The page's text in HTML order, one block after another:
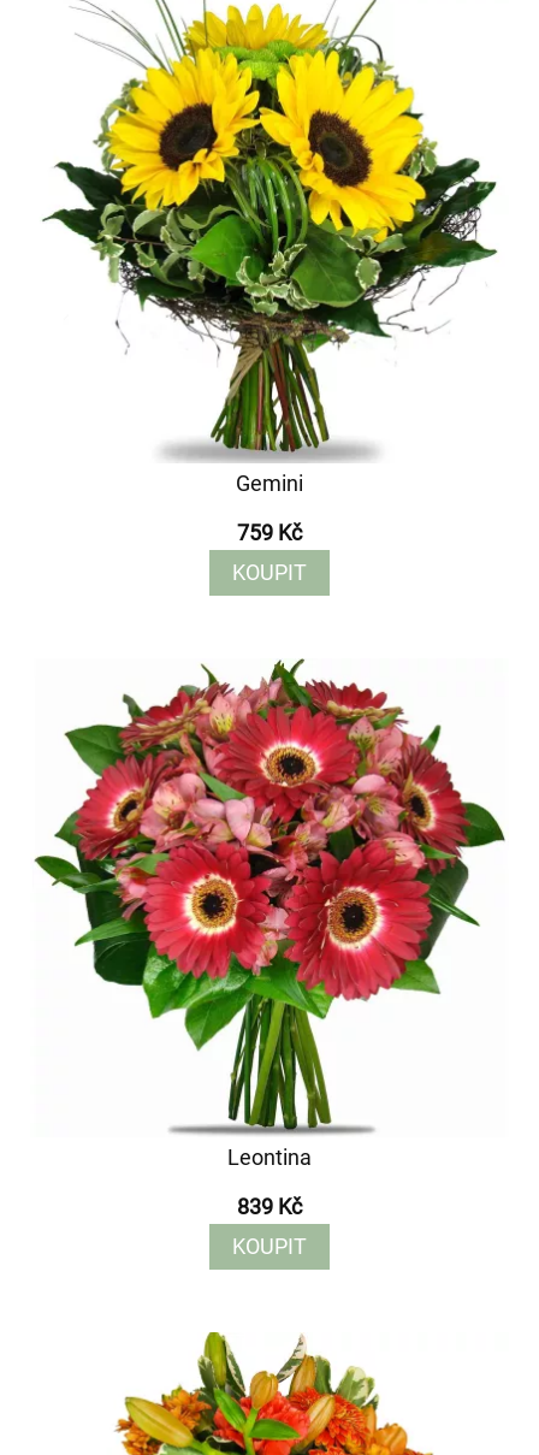
Gemini
759 Kč
KOUPIT
Leontina
839 Kč
KOUPIT